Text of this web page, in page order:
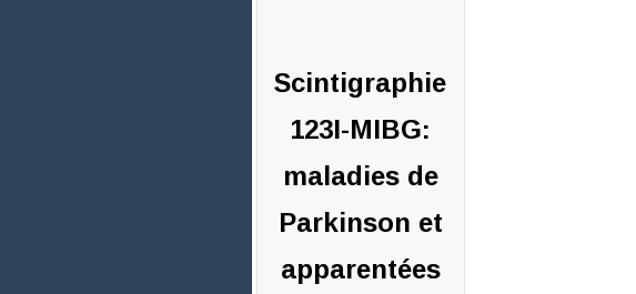
Scintigraphie
123I-MIBG:
maladies de
Parkinson et
apparentées